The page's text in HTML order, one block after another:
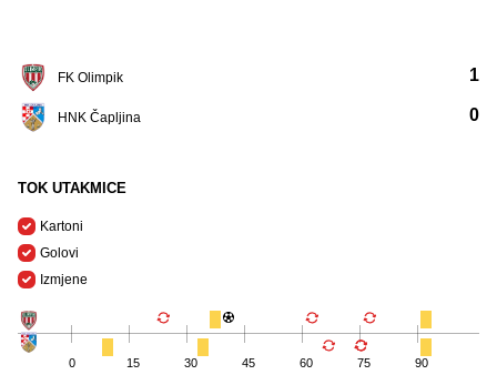
FK Olimpik
HNK Čapljina
1
0
TOK UTAKMICE
Kartoni
Golovi
Izmjene
0 15 30 45 60 75 90